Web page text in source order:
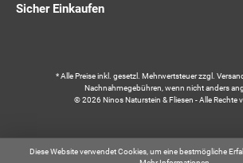
Sicher Einkaufen
* Alle Preise inkl. gesetzl. Mehrwertsteuer zzgl.
Nachnahmegebühren, wenn nicht anders
© 2026 Ninos Naturstein & Fliesen - Alle Rechte
Diese Website verwendet Cookies, um eine bestmögliche